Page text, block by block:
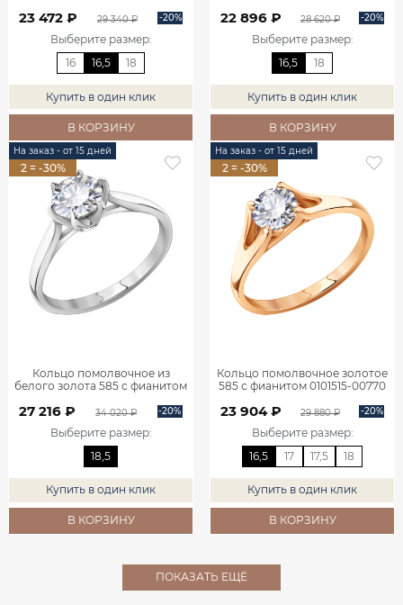
23 472 ₽ 29 340 ₽ -20%
Выберите размер:
16
16,5 18
Купить в один клик
В КОРЗИНУ
22 896 ₽ 28 620 ₽ -20%
Выберите размер:
16,5
18
Купить в один клик
В КОРЗИНУ
На заказ - от 15 дней
2 = -30%
Кольцо помолвочное из
белого золота 585 с фианитом
27 216 ₽ 34 020 ₽ -20%
Выберите размер:
18,5
Купить в один клик
В КОРЗИНУ
На заказ - от 15 дней
2 = -30%
Кольцо помолвочное золотое
585 с фианитом 0101515-00770
23 904 ₽ 29 880 ₽ -20%
Выберите размер:
16,5
17 17,5 18
Купить в один клик
В КОРЗИНУ
ПОКАЗАТЬ ЕЩЁ